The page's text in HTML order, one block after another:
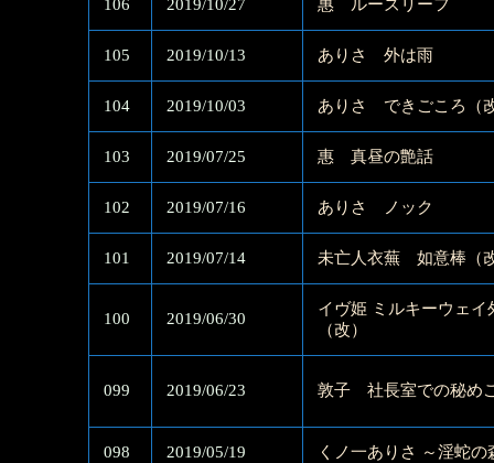
106 2019/10/27 惠 ルーズリーフ
105 2019/10/13 ありさ 外は雨
104 2019/10/03 ありさ できごころ（
103 2019/07/25 惠 真昼の艶話
102 2019/07/16 ありさ ノック
101 2019/07/14 未亡人衣蕪 如意棒（
100 2019/06/30
イヴ姫 ミルキーウェイ
（改）
099 2019/06/23 敦子 社長室での秘め
098 2019/05/19 くノ一ありさ ～淫蛇の